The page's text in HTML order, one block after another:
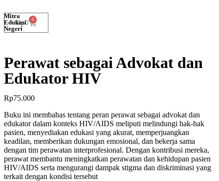
Rp0 0
Mitra
Edukasi
Negeri
Perawat sebagai Advokat dan
Edukator HIV
Rp75.000
Buku ini membahas tentang peran perawat sebagai advokat dan
edukator dalam konteks HIV/AIDS meliputi melindungi hak-hak
pasien, menyediakan edukasi yang akurat, memperjuangkan
keadilan, memberikan dukungan emosional, dan bekerja sama
dengan tim perawatan interprofesional. Dengan kontribusi mereka,
perawat membantu meningkatkan perawatan dan kehidupan pasien
HIV/AIDS serta mengurangi dampak stigma dan diskriminasi yang
terkait dengan kondisi tersebut